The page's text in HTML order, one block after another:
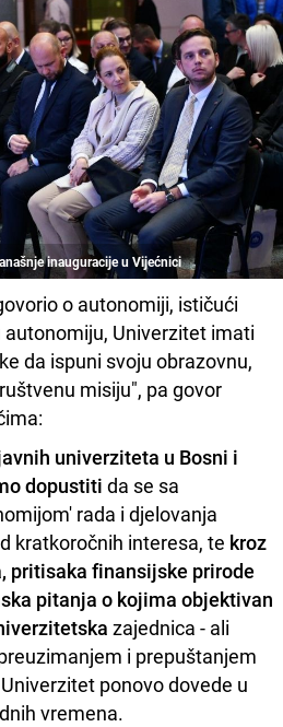
inauguracije u Vijećnici
o autonomiji, ističući
autonomiju, Univerzitet imati
da ispuni svoju obrazovnu,
misiju", pa govor
univerziteta u Bosni i
dopustiti da se sa
rada i djelovanja
kratkoročnih interesa, te kroz
pritisaka finansijske prirode
pitanja o kojima objektivan
zajednica - ali
i prepuštanjem
ponovo dovede u
vremena.